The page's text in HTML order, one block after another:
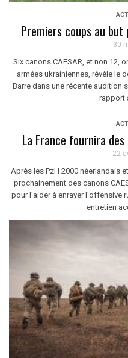
Premiers coups au but
30
Six canons CAESAR, et non 12,
armées ukrainiennes, révèle le
Barre dans une récente audition
rapport
La France fournira des
22
Après les PzH 2000 néerlandais
prochainement des canons
pour l'aider à enrayer l'offensive
entretien